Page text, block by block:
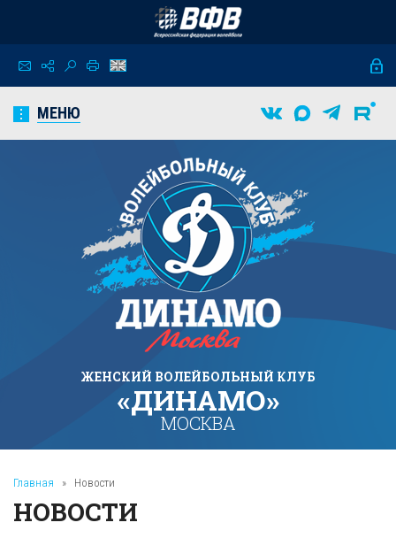
МЕНЮ
ЖЕНСКИЙ ВОЛЕЙБОЛЬНЫЙ КЛУБ
«ДИНАМО»
МОСКВА
Главная » Новости
НОВОСТИ